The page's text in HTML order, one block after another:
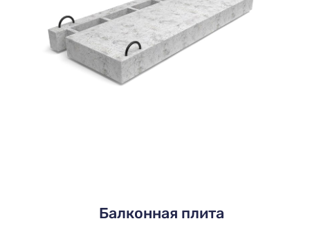
Балконная плита